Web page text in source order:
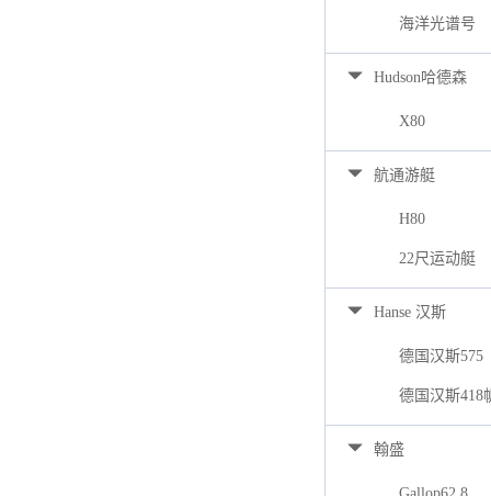
海洋光谱号
Hudson哈德森
X80
航通游艇
H80
22尺运动艇
Hanse 汉斯
德国汉斯575
德国汉斯418
翰盛